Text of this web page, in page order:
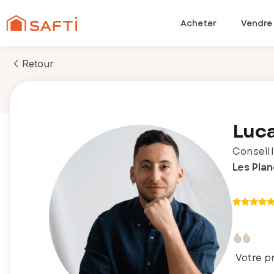
Acheter Vendre
Retour
Les
Votre